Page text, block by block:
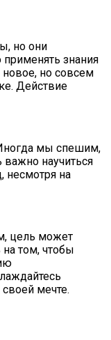
Развития
Даже Из
Которые
но они
знания
новое, но совсем
Действие
мы спешим,
важно научиться
несмотря на
цель может
на том, чтобы
мечте.